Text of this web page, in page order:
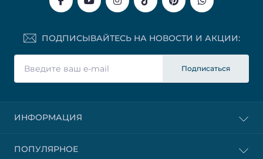
ПОДПИСЫВАЙТЕСЬ НА НОВОСТИ И АКЦИИ:
Подписаться
ИНФОРМАЦИЯ
ПОПУЛЯРНОЕ